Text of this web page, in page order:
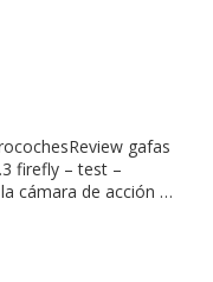
gafas
firefly – test –
cámara de acción …